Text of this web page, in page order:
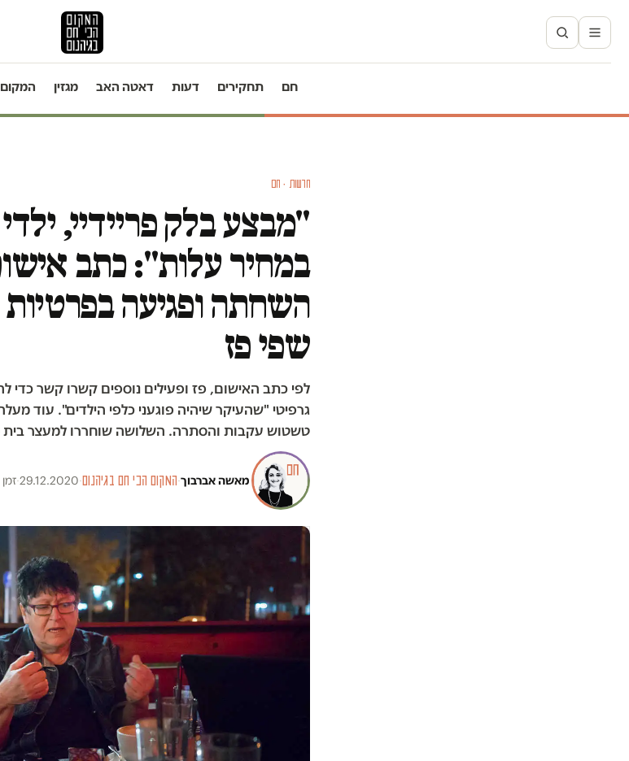
חם תחקירים דעות דאטה האב מגזין המקום TV
חדשות · חם
"מבצע בלק פריידיי,
במחיר עלות": כתב
השחתה ופגיעה בפרטיות
שפי פז
לפי כתב האישום, פז ופעילים נוספים קשרו קשר כדי
גרפיטי "שהעיקר שיהיה פוגעני כלפי הילדים". עוד
טשטוש עקבות והסתרה. השלושה שוחררו למעצר בית
מאשה אברבוך·המקום הכי חם בגיהנום·
29.12.2020
·זמן